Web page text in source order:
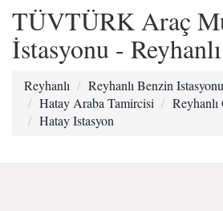
TÜVTÜRK Araç
İstasyonu -
Reyhanlı
Reyhanlı Benzin Istasyonu
Hatay Araba Tamircisi
Hatay Istasyon